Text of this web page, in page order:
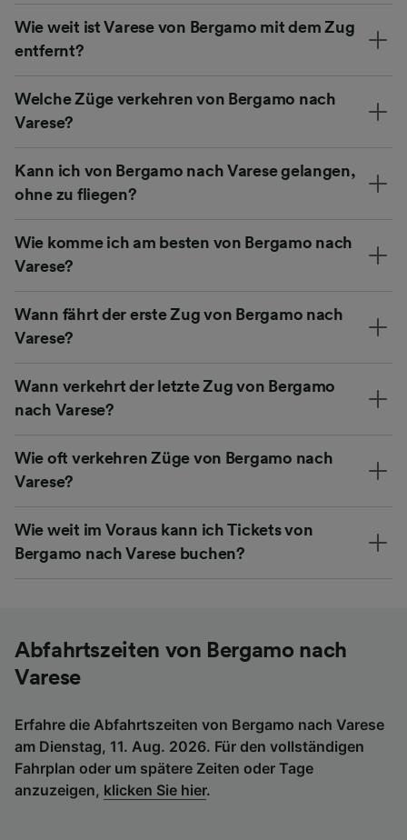
Wie weit ist Varese von Bergamo mit dem Zug
entfernt?
Welche Züge verkehren von Bergamo nach
Varese?
Kann ich von Bergamo nach Varese gelangen,
ohne zu fliegen?
Wie komme ich am besten von Bergamo nach
Varese?
Wann fährt der erste Zug von Bergamo nach
Varese?
Wann verkehrt der letzte Zug von Bergamo
nach Varese?
Wie oft verkehren Züge von Bergamo nach
Varese?
Wie weit im Voraus kann ich Tickets von
Bergamo nach Varese buchen?
Abfahrtszeiten von Bergamo nach
Varese
Erfahre die Abfahrtszeiten von Bergamo nach Varese
am Dienstag, 11. Aug. 2026. Für den vollständigen
Fahrplan oder um spätere Zeiten oder Tage
anzuzeigen, klicken Sie hier.